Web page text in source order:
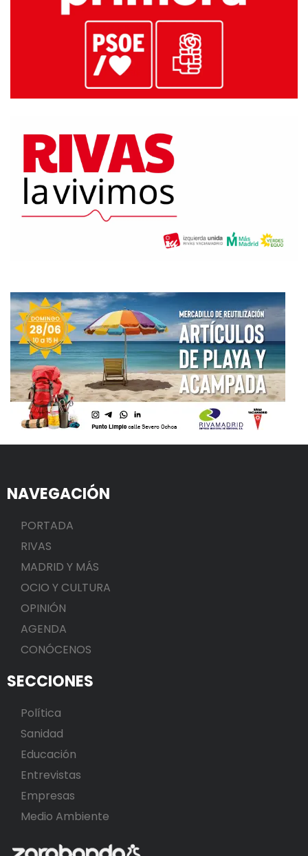
NAVEGACIÓN
PORTADA
RIVAS
MADRID Y MÁS
OCIO Y CULTURA
OPINIÓN
AGENDA
CONÓCENOS
SECCIONES
Política
Sanidad
Educación
Entrevistas
Empresas
Medio Ambiente